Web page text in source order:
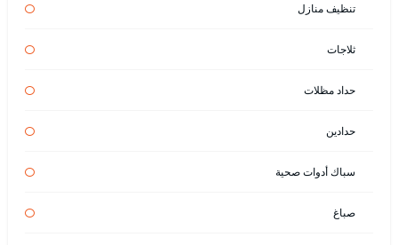
تنظيف منازل
ثلاجات
حداد مظلات
حدادين
سباك أدوات صحية
صباغ